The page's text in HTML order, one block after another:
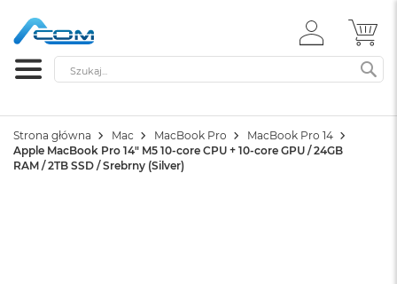
ZALOGUJ
SIĘ
Szukaj
Strona główna Mac MacBook Pro
MacBook Pro 14
Apple MacBook Pro 14" M5 10-core CPU + 10-core GPU / 24GB
RAM / 2TB SSD / Srebrny (Silver)